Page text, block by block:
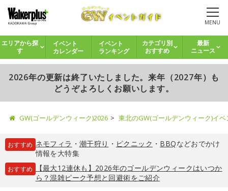
MENU
エリアから探
す
イベント
カレンダー
イベント
ランキング
カテゴリ別
おすすめ
最新
ニュース
2026年の更新は終了いたしました。来年（2027年）も
どうぞよろしくお願いします。
GW(ゴールデンウィーク)2026 東北のGW(ゴールデンウィーク)イ
おすすめ ネモフィラ ・ 潮干狩り ・ ピクニック ・ BBQなどおでかけ
情報を大特集
おすすめ
【最大12連休も】2026年のゴールデンウィークはいつか
ら？混雑ピーク予想と回避術をご紹介